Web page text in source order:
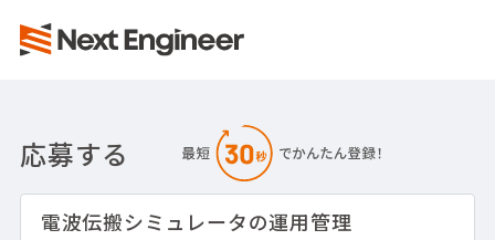
応募する
電波伝搬シミュレータの運用管理